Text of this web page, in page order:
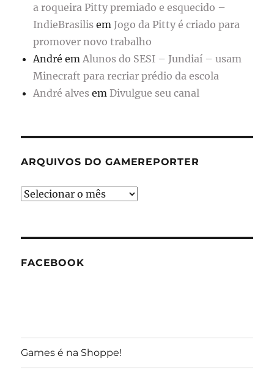
a roqueira Pitty premiado e esquecido –
IndieBrasilis em Jogo da Pitty é criado para
promover novo trabalho
André em Alunos do SESI – Jundiaí – usam
Minecraft para recriar prédio da escola
André alves em Divulgue seu canal
ARQUIVOS DO GAMEREPORTER
Arquivos
FACEBOOK
Games é na Shoppe!